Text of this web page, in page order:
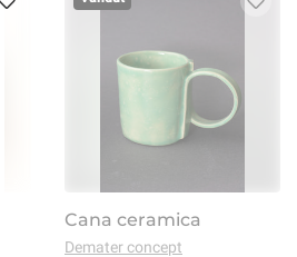
Cana ceramica
Demater concept